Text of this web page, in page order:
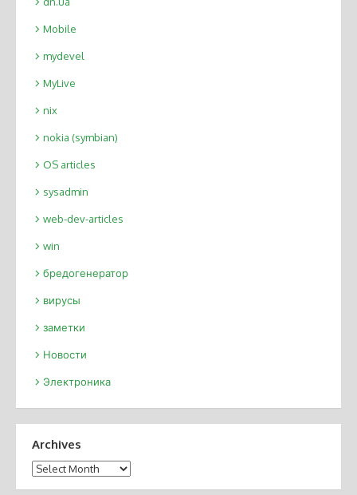
Mobile
mydevel
MyLive
nix
nokia (symbian)
OS articles
sysadmin
web-dev-articles
win
бредогенератор
вирусы
заметки
Новости
Электроника
Archives
Archives